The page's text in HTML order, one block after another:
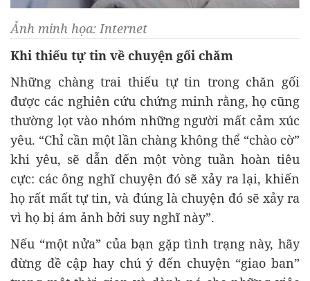
Ảnh minh họa: Internet
Khi thiếu tự tin về chuyện gối chăm
Những chàng trai thiếu tự tin trong chăn gối
được các nghiên cứu chứng minh rằng, họ cũng
thường lọt vào nhóm những người mất cảm xúc
yêu. “Chỉ cần một lần chàng không thể “chào cờ”
khi yêu, sẽ dẫn đến một vòng tuần hoàn tiêu
cực: các ông nghĩ chuyện đó sẽ xảy ra lại, khiến
họ rất mất tự tin, và đúng là chuyện đó sẽ xảy ra
vì họ bị ám ảnh bởi suy nghĩ này”.
Nếu “một nửa” của bạn gặp tình trạng này, hãy
đừng đề cập hay chú ý đến chuyện “giao ban”